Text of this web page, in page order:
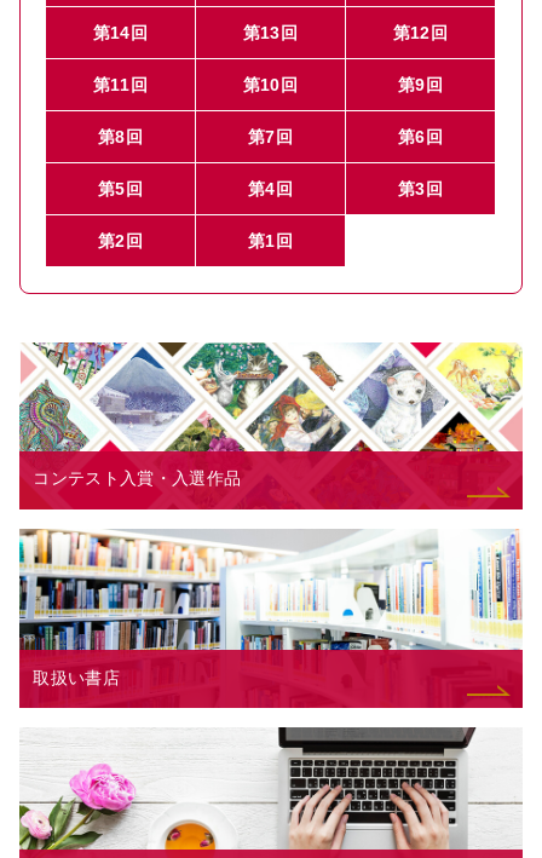
第14回 第13回 第12回
第11回 第10回 第9回
第8回 第7回 第6回
第5回 第4回 第3回
第2回 第1回
コンテスト入賞・入選作品
取扱い書店